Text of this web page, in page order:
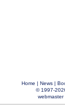
Home | News|
© 1997-
webmaster